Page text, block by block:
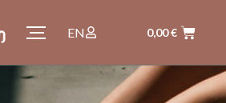
EN 0,00€